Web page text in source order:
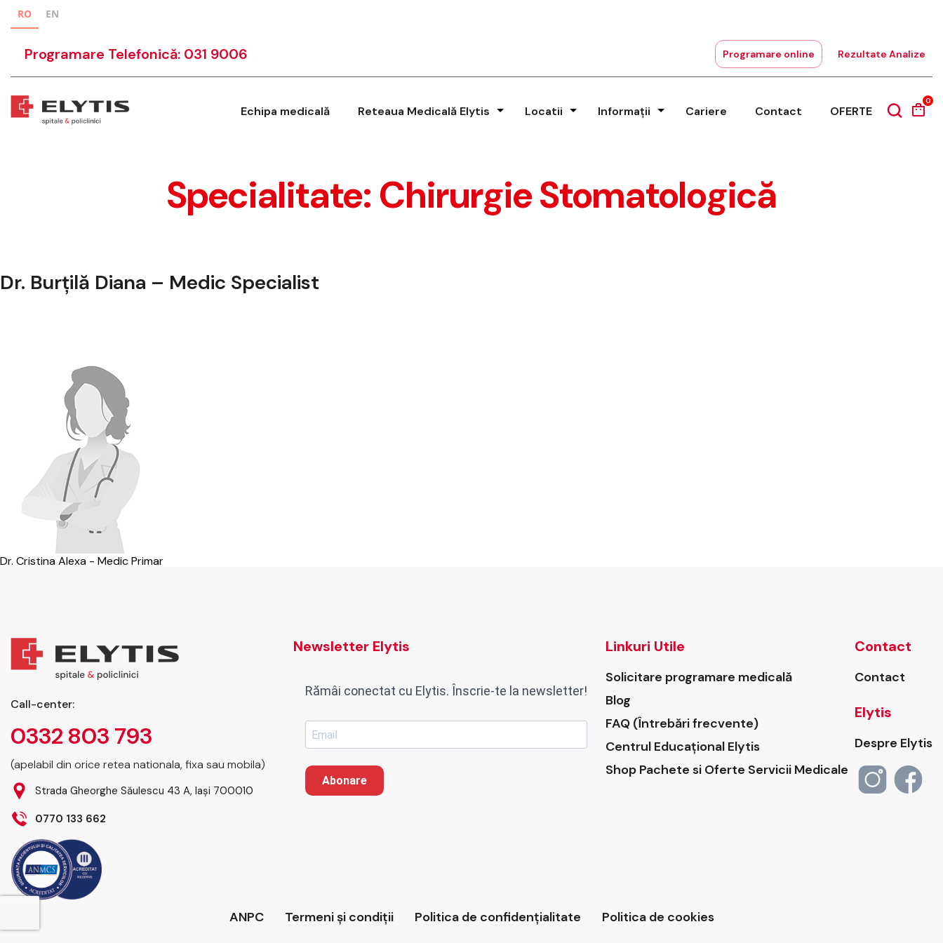
RO EN
Programare Telefonică: 031 9006 Programare online Rezultate Analize
Echipa medicală Reteaua Medicală Elytis Locatii Informații Cariere Contact OFERTE
0
Specialitate: Chirurgie Stomatologică
Dr. Burțilă Diana – Medic Specialist
Dr. Cristina Alexa - Medic Primar
Call-center:
0332 803 793
(apelabil din orice retea nationala, fixa sau mobila)
Strada Gheorghe Săulescu 43 A, Iași 700010
0770 133 662
Newsletter Elytis
Rămâi conectat cu Elytis. Înscrie-te la newsletter!
Abonare
Linkuri Utile
Solicitare programare medicală
Blog
FAQ (Întrebări frecvente)
Centrul Educațional Elytis
Shop Pachete si Oferte Servicii Medicale
Contact
Contact
Elytis
Despre Elytis
ANPC Termeni și condiții Politica de confidențialitate Politica de cookies